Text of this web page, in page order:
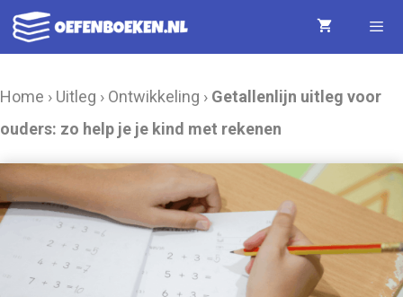
Ga
naar
Home › Uitleg › Ontwikkeling › Getallenlijn uitleg voor
ouders: zo help je je kind met rekenen